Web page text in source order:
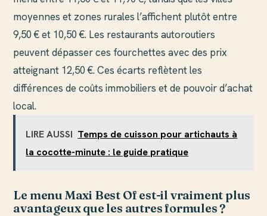
moyennes et zones rurales l’affichent plutôt entre
9,50 € et 10,50 €. Les restaurants autoroutiers
peuvent dépasser ces fourchettes avec des prix
atteignant 12,50 €. Ces écarts reflètent les
différences de coûts immobiliers et de pouvoir d’achat
local.
LIRE AUSSI Temps de cuisson pour artichauts à
la cocotte-minute : le guide pratique
Le menu Maxi Best Of est-il vraiment plus
avantageux que les autres formules ?